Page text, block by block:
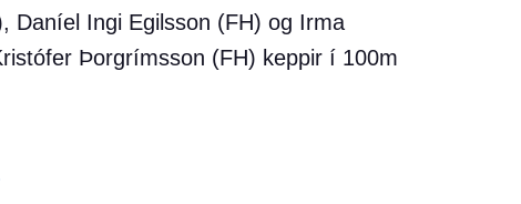
Daníel Ingi Egilsson (FH) og Irma
Þorgrímsson (FH) keppir í 100m